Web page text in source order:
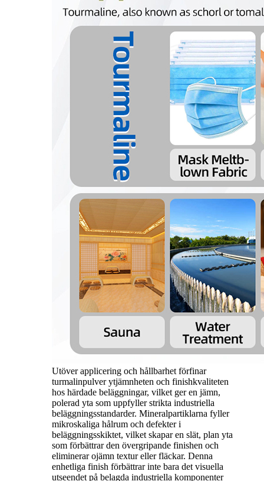
Utöver applicering och hållbarhet förfinar
turmalinpulver ytjämnheten och finishkvaliteten
hos härdade beläggningar, vilket ger en jämn,
polerad yta som uppfyller strikta industriella
beläggningsstandarder. Mineralpartiklarna fyller
mikroskaliga hålrum och defekter i
beläggningsskiktet, vilket skapar en slät, plan yta
som förbättrar den övergripande finishen och
eliminerar ojämn textur eller fläckar. Denna
enhetliga finish förbättrar inte bara det visuella
utseendet på belagda industriella komponenter